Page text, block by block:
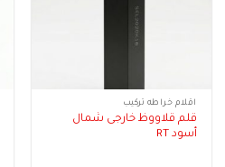
اقلام خراطه تركيب
قلم قلاووظ خارجى شمال
أسود RT